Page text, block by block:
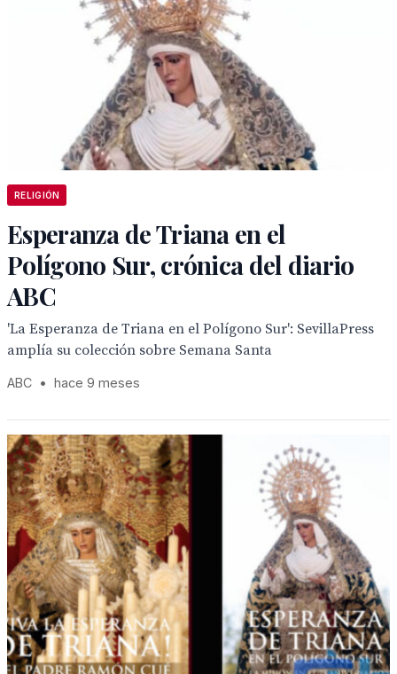
RELIGIÓN
Esperanza de Triana en el
Polígono Sur, crónica del diario
ABC
'La Esperanza de Triana en el Polígono Sur': SevillaPress
amplía su colección sobre Semana Santa
ABC • hace 9 meses